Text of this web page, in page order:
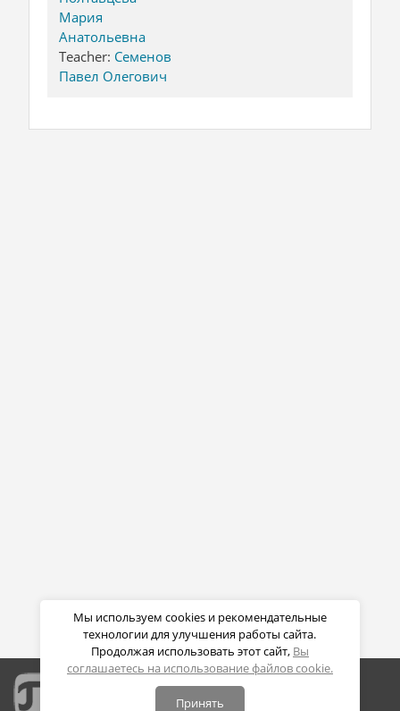
Мария
Анатольевна
Teacher: Семенов
Павел Олегович
Мы используем cookies и рекомендательные
технологии для улучшения работы сайта.
Продолжая использовать этот сайт, Вы
соглашаетесь на использование файлов cookie.
Принять